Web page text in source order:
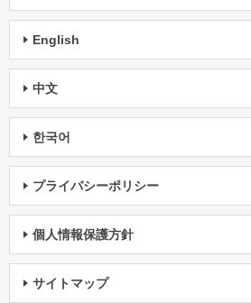
English
中文
한국어
プライバシーポリシー
個人情報保護方針
サイトマップ